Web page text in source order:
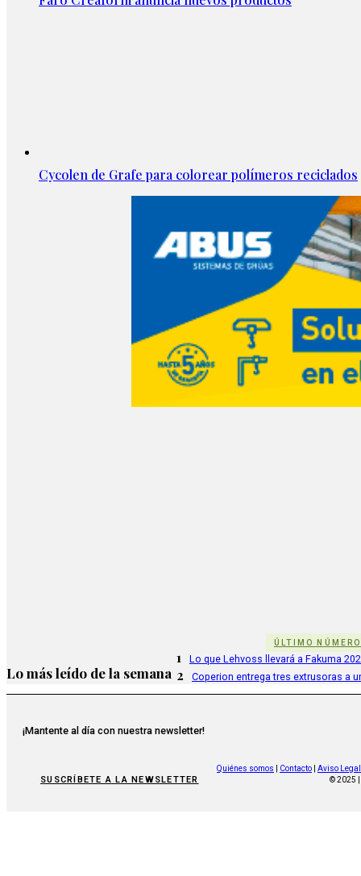
Cycolen de Grafe para colorear polímeros reciclados
ÚLTIMO NÚMERO
Lo más leído de la semana
1 Lo que Lehvoss llevará a Fakuma
2 Coperion entrega tres extrusoras a
¡Mantente al día con nuestra newsletter!
SUSCRÍBETE A LA NEWSLETTER
Quiénes somos Contacto
Aviso Legal
© 2025